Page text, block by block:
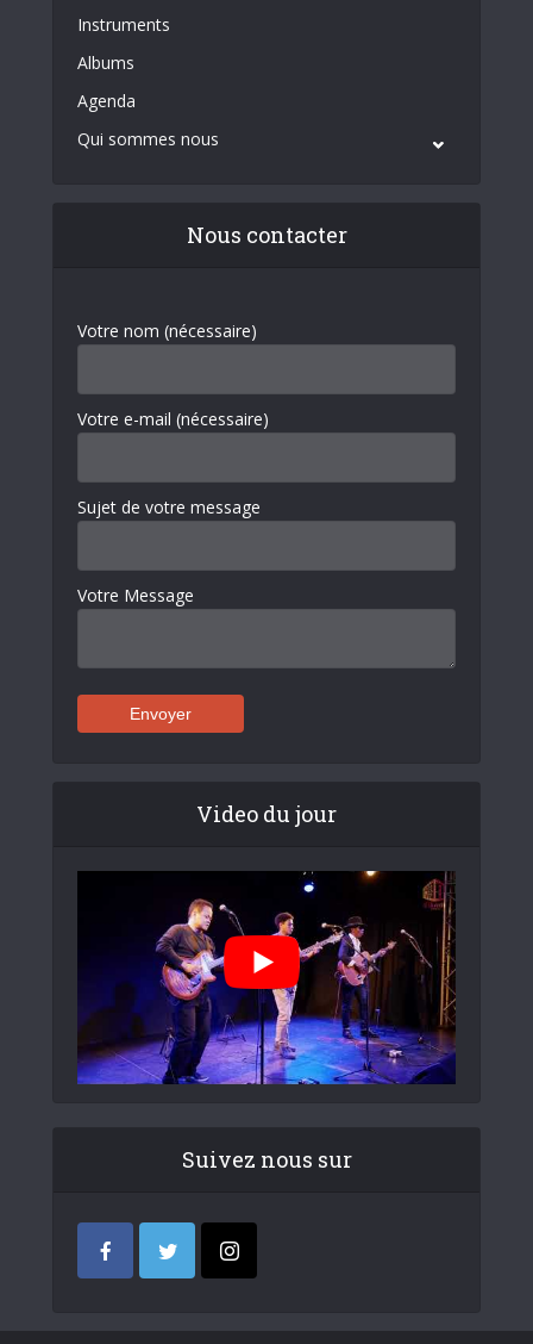
Instruments
Albums
Agenda
Qui sommes nous
Nous contacter
Votre nom (nécessaire)
Votre e-mail (nécessaire)
Sujet de votre message
Votre Message
Video du jour
Suivez nous sur